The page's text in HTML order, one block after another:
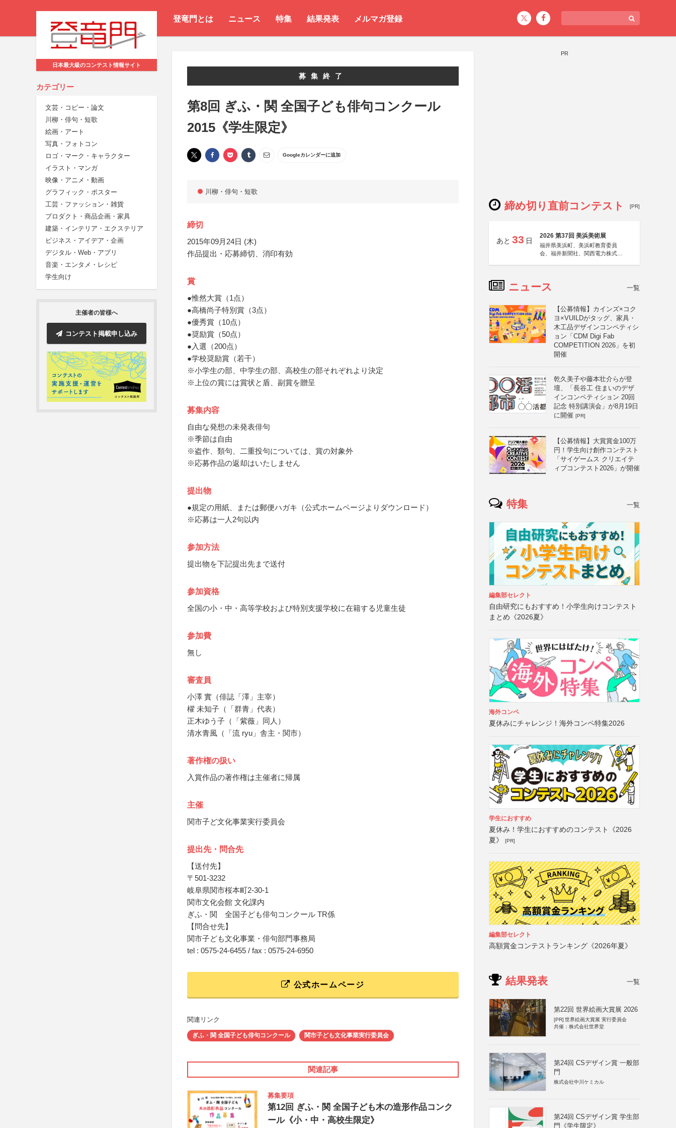
登竜門とは ニュース 特集 結果発表 メルマガ登録
日本最大級のコンテスト情報サイト
カテゴリー
文芸・コピー・論文
川柳・俳句・短歌
絵画・アート
写真・フォトコン
ロゴ・マーク・キャラクター
イラスト・マンガ
映像・アニメ・動画
グラフィック・ポスター
工芸・ファッション・雑貨
プロダクト・商品企画・家具
建築・インテリア・エクステリア
ビジネス・アイデア・企画
デジタル・Web・アプリ
音楽・エンタメ・レシピ
学生向け
主催者の皆様へ
コンテスト掲載申し込み
募集終了
第8回 ぎふ・関 全国子ども俳句コンクール
2015《学生限定》
Googleカレンダーに追加
川柳・俳句・短歌
締切
2015年09月24日 (木)
作品提出・応募締切、消印有効
賞
●惟然大賞（1点）
●高橋尚子特別賞（3点）
●優秀賞（10点）
●奨励賞（50点）
●入選（200点）
●学校奨励賞（若干）
※小学生の部、中学生の部、高校生の部それぞれより決定
※上位の賞には賞状と盾、副賞を贈呈
募集内容
自由な発想の未発表俳句
※季節は自由
※盗作、類句、二重投句については、賞の対象外
※応募作品の返却はいたしません
提出物
●規定の用紙、または郵便ハガキ（公式ホームページよりダウンロード）
※応募は一人2句以内
参加方法
提出物を下記提出先まで送付
参加資格
全国の小・中・高等学校および特別支援学校に在籍する児童生徒
参加費
無し
審査員
小澤 實（俳誌「澤」主宰）
櫂 未知子（「群青」代表）
正木ゆう子（「紫薇」同人）
清水青風（「流 ryu」舎主・関市）
著作権の扱い
入賞作品の著作権は主催者に帰属
主催
関市子ど文化事業実行委員会
提出先・問合先
【送付先】
〒501-3232
岐阜県関市桜本町2-30-1
関市文化会館 文化課内
ぎふ・関 全国子ども俳句コンクール TR係
【問合せ先】
関市子ども文化事業・俳句部門事務局
tel : 0575-24-6455 / fax : 0575-24-6950
公式ホームページ
関連リンク
ぎふ・関 全国子ども俳句コンクール 関市子ども文化事業実行委員会
関連記事
募集要項
第12回 ぎふ・関 全国子ども木の造形作品コンク
ール《小・中・高校生限定》
PR
締め切り直前コンテスト [PR]
あと 33 日
2026 第37回 美浜美術展
福井県美浜町、美浜町教育委員
会、福井新聞社、関西電力株式会
ニュース 一覧
【公募情報】カインズ×コク
ヨ×VUILDがタッグ、家具・
木工品デザインコンペティシ
ョン「CDM Digi Fab
COMPETITION 2026」を初
開催
乾久美子や藤本壮介らが登
壇、「長谷工 住まいのデザ
インコンペティション 20回
記念 特別講演会」が8月19日
に開催 [PR]
【公募情報】大賞賞金100万
円！学生向け創作コンテスト
「サイゲームス クリエイテ
ィブコンテスト2026」が開催
特集 一覧
編集部セレクト
自由研究にもおすすめ！小学生向けコンテスト
まとめ《2026夏》
海外コンペ
夏休みにチャレンジ！海外コンペ特集2026
学生におすすめ
夏休み！学生におすすめのコンテスト《2026
夏》
[PR]
編集部セレクト
高額賞金コンテストランキング《2026年夏》
結果発表 一覧
第22回 世界絵画大賞展 2026
[PR] 世界絵画大賞展 実行委員会
共催：株式会社世界堂
第24回 CSデザイン賞 一般部
門
株式会社中川ケミカル
第24回 CSデザイン賞 学生部
門《学生限定》